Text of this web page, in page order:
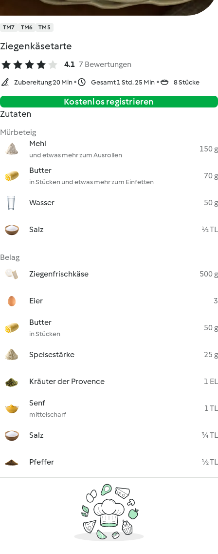
TM7 TM6 TM5
Ziegenkäsetarte
4.1 7 Bewertungen
Zubereitung 20 Min Gesamt 1 Std. 25 Min 8 Stücke
Kostenlos registrieren
Zutaten
Mürbeteig
Mehl
und etwas mehr zum Ausrollen
150 g
Butter
in Stücken und etwas mehr zum Einfetten
70 g
Wasser 50 g
Salz ½ TL
Belag
Ziegenfrischkäse
500 g
Eier 3
Butter
in Stücken
50 g
Speisestärke 25 g
Kräuter der Provence 1 EL
Senf
mittelscharf
1 TL
Salz ¾ TL
Pfeffer ½ TL